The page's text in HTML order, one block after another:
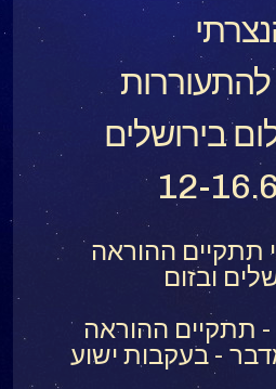
בירושלים
12-
תתקיים ההוראה
ובזום
- תתקיים ההוראה
- בעקבות ישוע